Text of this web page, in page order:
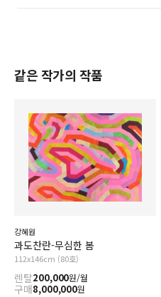
같은 작가의 작품
강혜원
과도찬란-무심한 봄
112x146cm (80호)
렌탈200,000원/월
구매8,000,000원